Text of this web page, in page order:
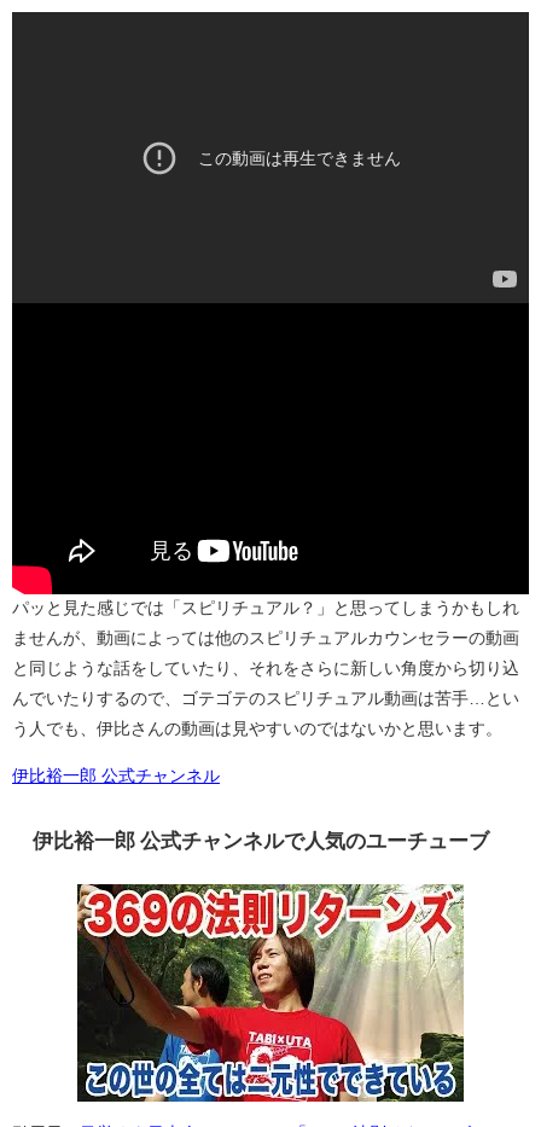
パッと見た感じでは「スピリチュアル？」と思ってしまうかもしれ
ませんが、動画によっては他のスピリチュアルカウンセラーの動画
と同じような話をしていたり、それをさらに新しい角度から切り込
んでいたりするので、ゴテゴテのスピリチュアル動画は苦手…とい
う人でも、伊比さんの動画は見やすいのではないかと思います。
伊比裕一郎 公式チャンネル
伊比裕一郎 公式チャンネルで人気のユーチューブ